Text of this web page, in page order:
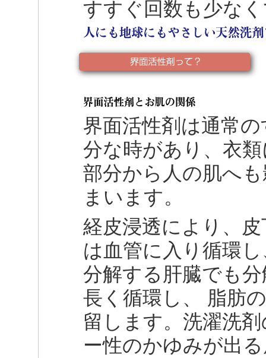
すすぐ回数も少な
界面活性剤は通常
分な時があり、衣
部分から人の肌へ
まいます。
経皮浸透により、
は血管に入り循環
分解する肝臓でも
長く循環し、 脂肪
留します。洗濯洗
ー性のかゆみが出